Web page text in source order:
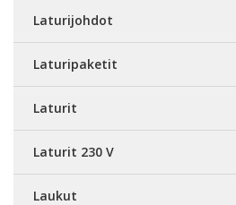
Laturijohdot
Laturipaketit
Laturit
Laturit 230 V
Laukut